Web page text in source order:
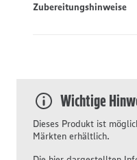
Zubereitungshinweise
Wichtige
Dieses Produkt ist
Märkten erhältlich.